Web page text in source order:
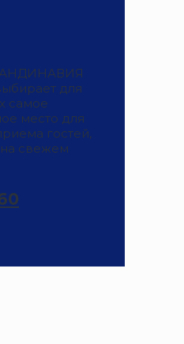
для
самое
место для
гостей,
свежем